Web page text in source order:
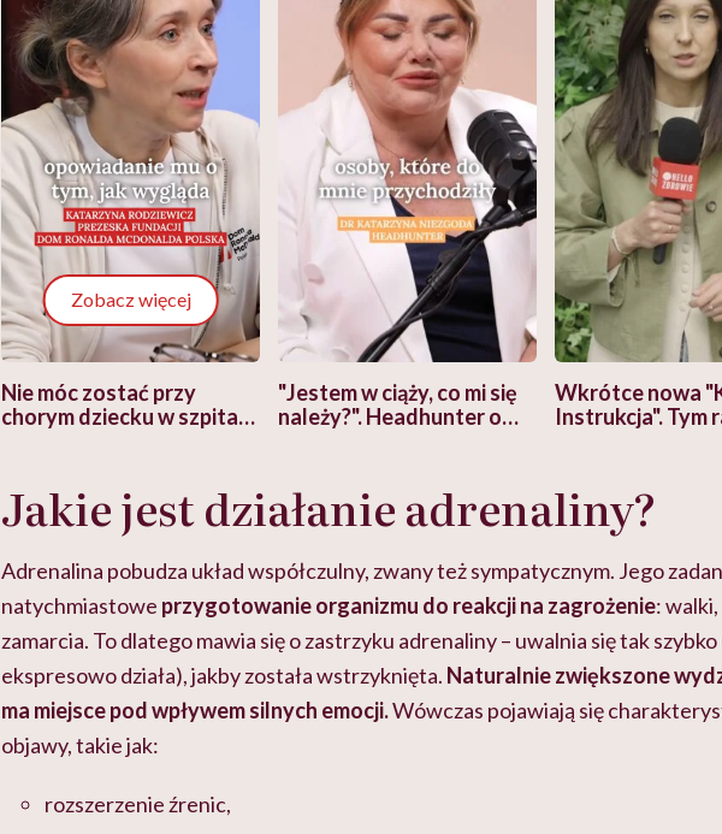
Zobacz więcej
Nie móc zostać przy
chorym dziecku w szpitalu
głupota i brak wyobraźni"
"Jestem w ciąży, co mi się
należy?". Headhunter o
pracy
Wkrótce nowa
Instrukcja". Tym
ekspercki
Jakie jest działanie adrenaliny?
Adrenalina pobudza układ współczulny, zwany też sympatycznym. Jego
natychmiastowe przygotowanie organizmu do reakcji na zagrożenie:
zamarcia. To dlatego mawia się o zastrzyku adrenaliny – uwalnia się tak
ekspresowo działa), jakby została wstrzyknięta. Naturalnie zwiększone
ma miejsce pod wpływem silnych emocji.Wówczas pojawiają się
objawy, takie jak:
rozszerzenie źrenic,